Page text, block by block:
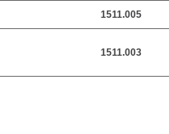
1511.005
1511.003